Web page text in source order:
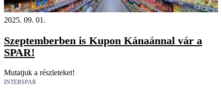
2025. 09. 01.
Szeptemberben is Kupon Kánaánnal vár a
SPAR!
Mutatjuk a részleteket!
INTERSPAR